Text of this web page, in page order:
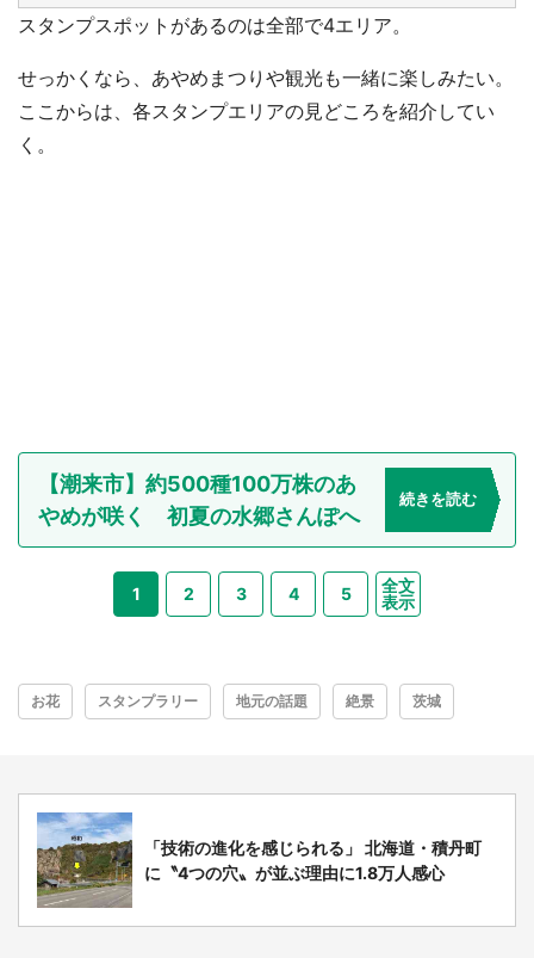
スタンプスポットがあるのは全部で4エリア。
せっかくなら、あやめまつりや観光も一緒に楽しみたい。
ここからは、各スタンプエリアの見どころを紹介してい
く。
【潮来市】約500種100万株のあ
やめが咲く 初夏の水郷さんぽへ
続きを読む
1 2 3 4 5
全文
表示
お花 スタンプラリー 地元の話題 絶景 茨城
「技術の進化を感じられる」 北海道・積丹町
に〝4つの穴〟が並ぶ理由に1.8万人感心